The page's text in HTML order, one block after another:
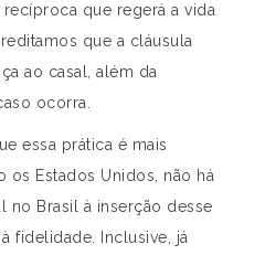
que regerá a vida
que a cláusula
ao casal, além da
ocorra.
essa prática é mais
Estados Unidos, não há
no Brasil à inserção desse
fidelidade. Inclusive, já